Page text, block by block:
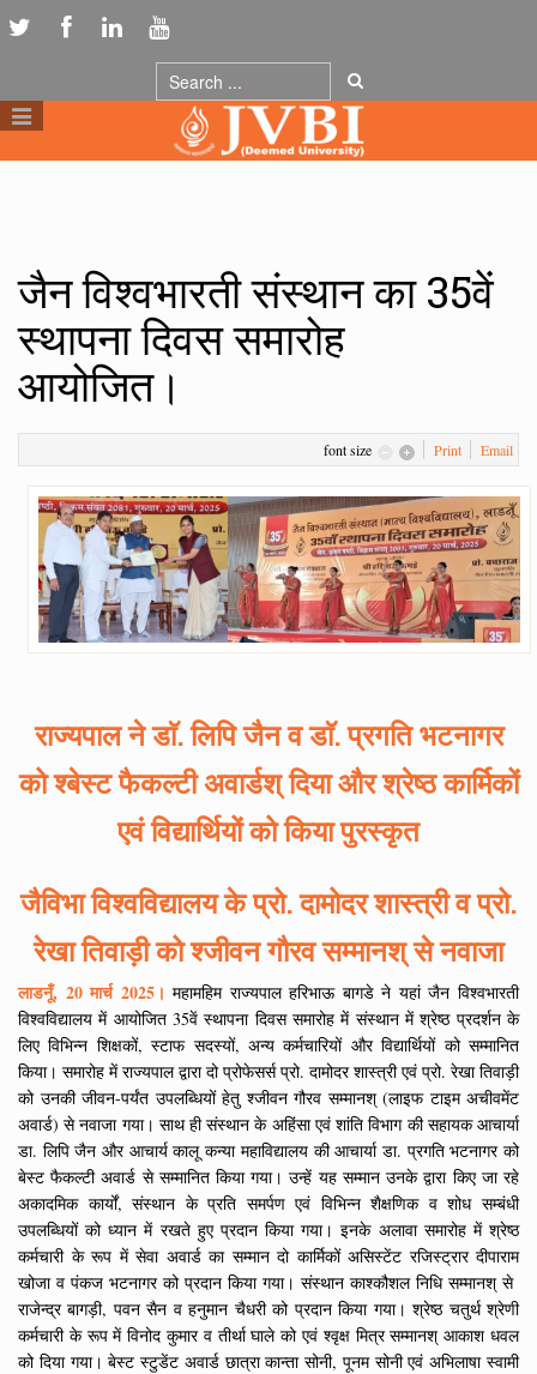
जैन विश्वभारती संस्थान का 35वें
स्थापना दिवस समारोह
आयोजित।
font size Print Email
राज्यपाल ने डाॅ. लिपि जैन व डाॅ. प्रगति भटनागर
को श्बेस्ट फैकल्टी अवार्डश् दिया और श्रेष्ठ कार्मिकों
एवं विद्यार्थियों को किया पुरस्कृत
जैविभा विश्वविद्यालय के प्रो. दामोदर शास्त्री व प्रो.
रेखा तिवाड़ी को श्जीवन गौरव सम्मानश् से नवाजा
लाडनूँ, 20 मार्च 2025। महामहिम राज्यपाल हरिभाऊ बागडे ने यहां जैन विश्वभारती
विश्वविद्यालय में आयोजित 35वें स्थापना दिवस समारोह में संस्थान में श्रेष्ठ प्रदर्शन के
लिए विभिन्न शिक्षकों, स्टाफ सदस्यों, अन्य कर्मचारियों और विद्यार्थियों को सम्मानित
किया। समारोह में राज्यपाल द्वारा दो प्रोफेसर्स प्रो. दामोदर शास्त्री एवं प्रो. रेखा तिवाड़ी
को उनकी जीवन-पर्यंत उपलब्धियों हेतु श्जीवन गौरव सम्मानश् (लाइफ टाइम अचीवमेंट
अवार्ड) से नवाजा गया। साथ ही संस्थान के अहिंसा एवं शांति विभाग की सहायक आचार्या
डा. लिपि जैन और आचार्य कालू कन्या महाविद्यालय की आचार्या डा. प्रगति भटनागर को
बेस्ट फैकल्टी अवार्ड से सम्मानित किया गया। उन्हें यह सम्मान उनके द्वारा किए जा रहे
अकादमिक कार्यों, संस्थान के प्रति समर्पण एवं विभिन्न शैक्षणिक व शोध सम्बंधी
उपलब्धियों को ध्यान में रखते हुए प्रदान किया गया। इनके अलावा समारोह में श्रेष्ठ
कर्मचारी के रूप में सेवा अवार्ड का सम्मान दो कार्मिकों असिस्टेंट रजिस्ट्रार दीपाराम
खोजा व पंकज भटनागर को प्रदान किया गया। संस्थान काश्कौशल निधि सम्मानश् से
राजेन्द्र बागड़ी, पवन सैन व हनुमान चैधरी को प्रदान किया गया। श्रेष्ठ चतुर्थ श्रेणी
कर्मचारी के रूप में विनोद कुमार व तीर्था घाले को एवं श्वृक्ष मित्र सम्मानश् आकाश धवल
को दिया गया। बेस्ट स्टुडेंट अवार्ड छात्रा कान्ता सोनी, पूनम सोनी एवं अभिलाषा स्वामी